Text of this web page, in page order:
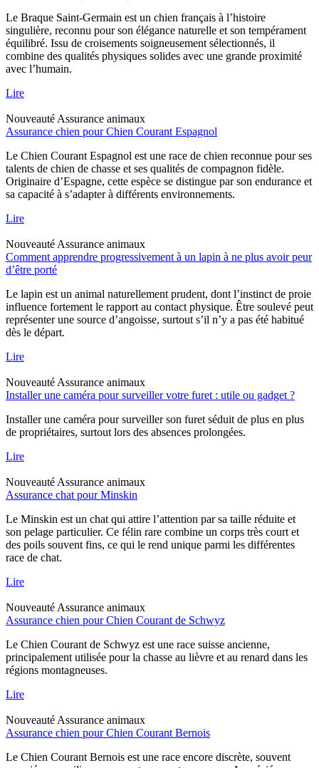
Le Braque Saint-Germain est un chien français à l’histoire
singulière, reconnu pour son élégance naturelle et son tempérament
équilibré. Issu de croisements soigneusement sélectionnés, il
combine des qualités physiques solides avec une grande proximité
avec l’humain.
Lire
Nouveauté Assurance animaux
Assurance chien pour Chien Courant Espagnol
Le Chien Courant Espagnol est une race de chien reconnue pour ses
talents de chien de chasse et ses qualités de compagnon fidèle.
Originaire d’Espagne, cette espèce se distingue par son endurance et
sa capacité à s’adapter à différents environnements.
Lire
Nouveauté Assurance animaux
Comment apprendre progressivement à un lapin à ne plus avoir peur
d’être porté
Le lapin est un animal naturellement prudent, dont l’instinct de proie
influence fortement le rapport au contact physique. Être soulevé peut
représenter une source d’angoisse, surtout s’il n’y a pas été habitué
dès le départ.
Lire
Nouveauté Assurance animaux
Installer une caméra pour surveiller votre furet : utile ou gadget ?
Installer une caméra pour surveiller son furet séduit de plus en plus
de propriétaires, surtout lors des absences prolongées.
Lire
Nouveauté Assurance animaux
Assurance chat pour Minskin
Le Minskin est un chat qui attire l’attention par sa taille réduite et
son pelage particulier. Ce félin rare combine un corps très court et
des poils souvent fins, ce qui le rend unique parmi les différentes
race de chat.
Lire
Nouveauté Assurance animaux
Assurance chien pour Chien Courant de Schwyz
Le Chien Courant de Schwyz est une race suisse ancienne,
principalement utilisée pour la chasse au lièvre et au renard dans les
régions montagneuses.
Lire
Nouveauté Assurance animaux
Assurance chien pour Chien Courant Bernois
Le Chien Courant Bernois est une race encore discrète, souvent